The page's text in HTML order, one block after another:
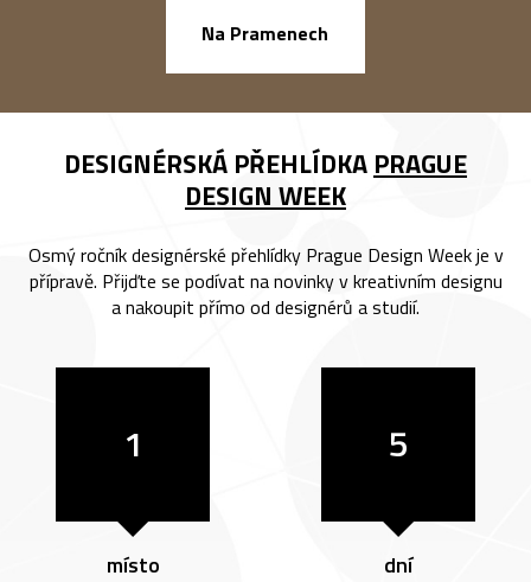
Na Pramenech
DESIGNÉRSKÁ PŘEHLÍDKA PRAGUE
DESIGN WEEK
Osmý ročník designérské přehlídky Prague Design Week je v
přípravě. Přijďte se podívat na novinky v kreativním designu
a nakoupit přímo od designérů a studií.
1
místo
5
dní